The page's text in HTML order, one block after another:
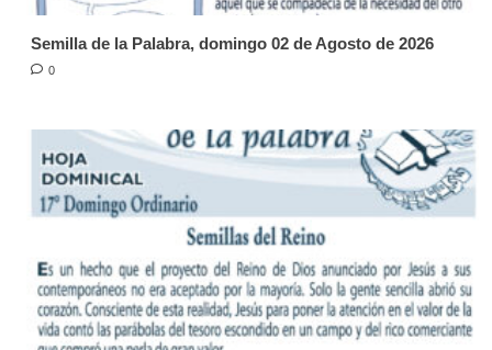
Semilla de la Palabra, domingo 02 de Agosto de 2026
0